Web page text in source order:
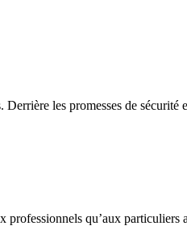
les promesses de sécurité
qu’aux particuliers